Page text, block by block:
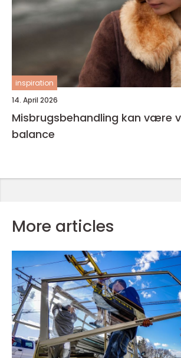
inspiration
14. April 2026
Misbrugsbehandling kan være vejen til et liv i
balance
More articles